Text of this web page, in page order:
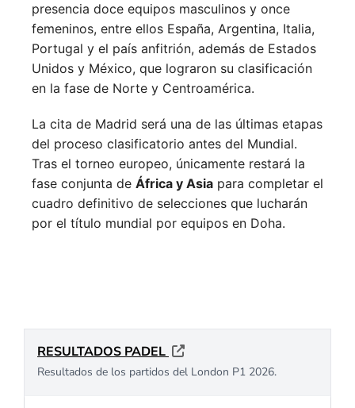
presencia doce equipos masculinos y once
femeninos, entre ellos España, Argentina, Italia,
Portugal y el país anfitrión, además de Estados
Unidos y México, que lograron su clasificación
en la fase de Norte y Centroamérica.
La cita de Madrid será una de las últimas etapas
del proceso clasificatorio antes del Mundial.
Tras el torneo europeo, únicamente restará la
fase conjunta de África y Asia para completar el
cuadro definitivo de selecciones que lucharán
por el título mundial por equipos en Doha.